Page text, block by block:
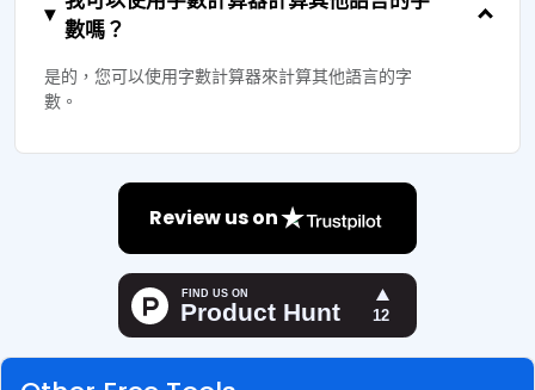
數嗎？
是的，您可以使用字數計算器來計算其他語言的字
數。
Review us on